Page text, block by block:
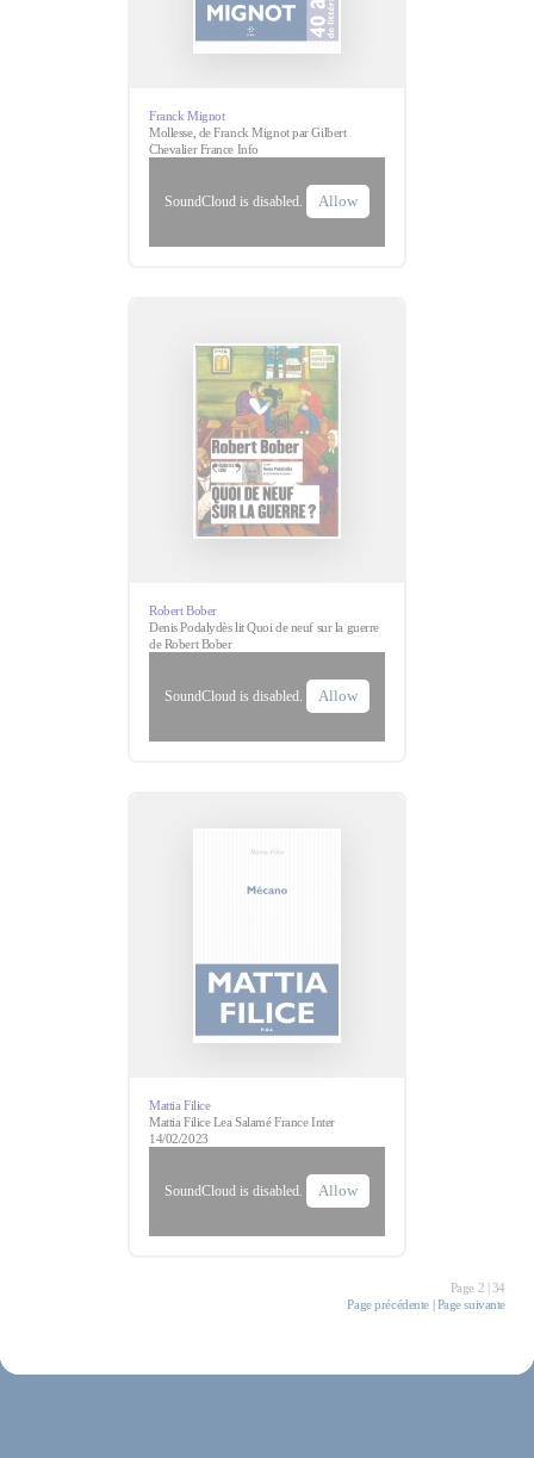
Franck Mignot
Mollesse, de Franck Mignot par Gilbert
Chevalier France Info
SoundCloud is disabled. Allow
Robert Bober
Denis Podalydès lit Quoi de neuf sur la guerre
de Robert Bober
SoundCloud is disabled. Allow
Mattia Filice
Mattia Filice Lea Salamé France Inter
14/02/2023
SoundCloud is disabled. Allow
Page 2 | 34
Page précédente|Page suivante